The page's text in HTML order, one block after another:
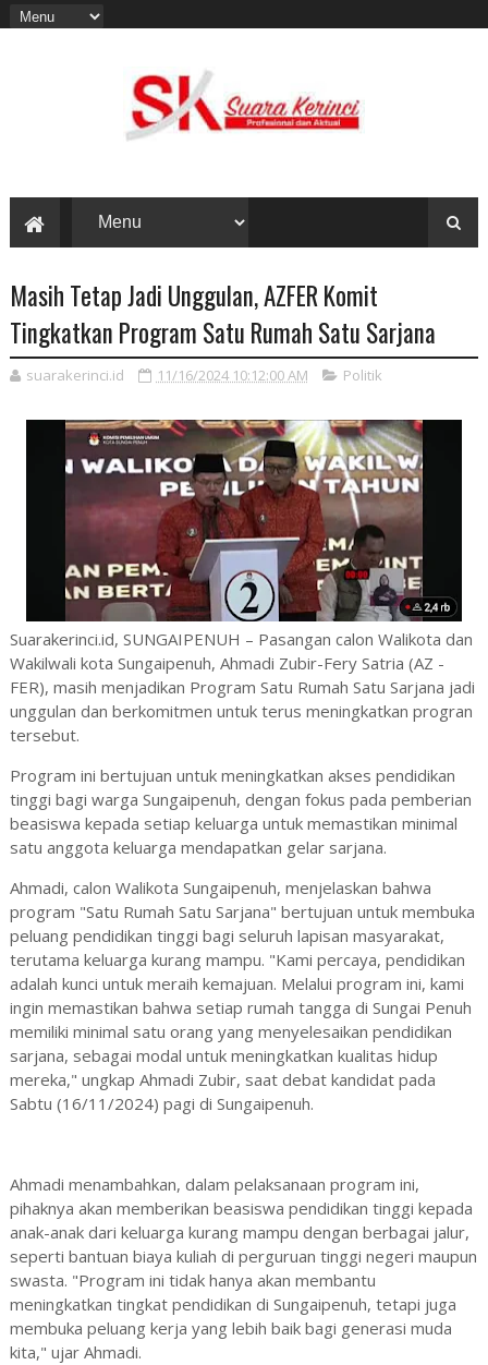
Masih Tetap Jadi Unggulan, AZFER Komit
Tingkatkan Program Satu Rumah Satu Sarjana
suarakerinci.id 11/16/2024 10:12:00 AM Politik
Suarakerinci.id, SUNGAIPENUH – Pasangan calon Walikota dan
Wakilwali kota Sungaipenuh, Ahmadi Zubir-Fery Satria (AZ -
FER), masih menjadikan Program Satu Rumah Satu Sarjana jadi
unggulan dan berkomitmen untuk terus meningkatkan progran
tersebut.
Program ini bertujuan untuk meningkatkan akses pendidikan
tinggi bagi warga Sungaipenuh, dengan fokus pada pemberian
beasiswa kepada setiap keluarga untuk memastikan minimal
satu anggota keluarga mendapatkan gelar sarjana.
Ahmadi, calon Walikota Sungaipenuh, menjelaskan bahwa
program "Satu Rumah Satu Sarjana" bertujuan untuk membuka
peluang pendidikan tinggi bagi seluruh lapisan masyarakat,
terutama keluarga kurang mampu. "Kami percaya, pendidikan
adalah kunci untuk meraih kemajuan. Melalui program ini, kami
ingin memastikan bahwa setiap rumah tangga di Sungai Penuh
memiliki minimal satu orang yang menyelesaikan pendidikan
sarjana, sebagai modal untuk meningkatkan kualitas hidup
mereka," ungkap Ahmadi Zubir, saat debat kandidat pada
Sabtu (16/11/2024) pagi di Sungaipenuh.
Ahmadi menambahkan, dalam pelaksanaan program ini,
pihaknya akan memberikan beasiswa pendidikan tinggi kepada
anak-anak dari keluarga kurang mampu dengan berbagai jalur,
seperti bantuan biaya kuliah di perguruan tinggi negeri maupun
swasta. "Program ini tidak hanya akan membantu
meningkatkan tingkat pendidikan di Sungaipenuh, tetapi juga
membuka peluang kerja yang lebih baik bagi generasi muda
kita," ujar Ahmadi.